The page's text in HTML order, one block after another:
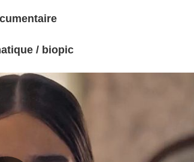
/ biopic